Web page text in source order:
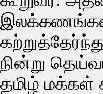
நின்று
தமிழ் மக்கள்